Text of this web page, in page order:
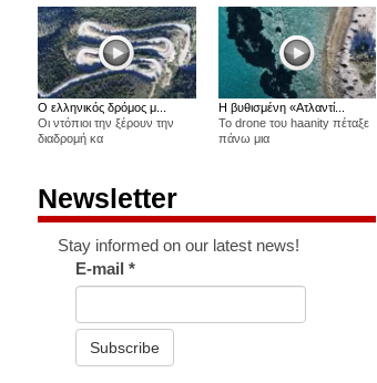
Ο ελληνικός δρόμος μ...
Οι ντόπιοι την ξέρουν την
διαδρομή κα
Η βυθισμένη «Ατλαντί...
Το drone του haanity πέταξε
πάνω μια
Newsletter
Stay informed on our latest news!
E-mail*
Subscribe